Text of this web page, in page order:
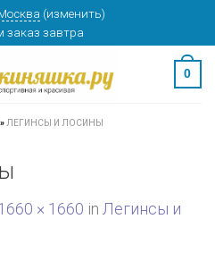
(изменить)
заказ завтра
0
» ЛЕГИНСЫ И ЛОСИНЫ
× 1660 in Легинсы и